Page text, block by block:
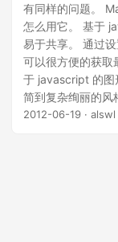
有同样的问题。
怎么用它。 基于
易于共享。 通过
可以很方便的获取
于 javascript 的图
简到复杂绚丽的风
2012-06-19 · alswl